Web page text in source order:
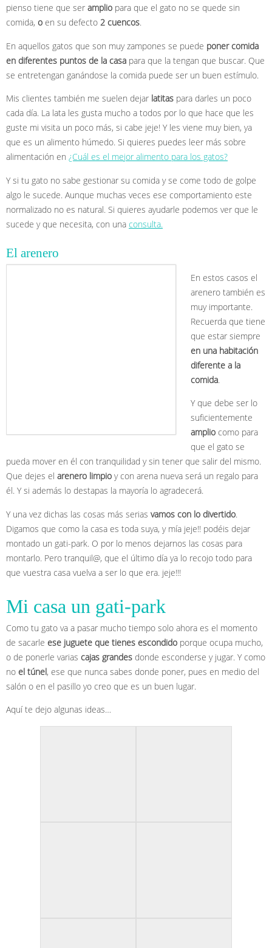
pienso tiene que ser amplio para que el gato no se quede sin
comida, o en su defecto 2 cuencos.
En aquellos gatos que son muy zampones se puede poner comida
en diferentes puntos de la casa para que la tengan que buscar. Que
se entretengan ganándose la comida puede ser un buen estímulo.
Mis clientes también me suelen dejar latitas para darles un poco
cada día. La lata les gusta mucho a todos por lo que hace que les
guste mi visita un poco más, si cabe jeje! Y les viene muy bien, ya
que es un alimento húmedo. Si quieres puedes leer más sobre
alimentación en ¿Cuál es el mejor alimento para los gatos?
Y si tu gato no sabe gestionar su comida y se come todo de golpe
algo le sucede. Aunque muchas veces ese comportamiento este
normalizado no es natural. Si quieres ayudarle podemos ver que le
sucede y que necesita, con una consulta.
El arenero
En estos casos el
arenero también es
muy importante.
Recuerda que tiene
que estar siempre
en una habitación
diferente a la
comida.
Y que debe ser lo
suficientemente
amplio como para
que el gato se
pueda mover en él con tranquilidad y sin tener que salir del mismo.
Que dejes el arenero limpio y con arena nueva será un regalo para
él. Y si además lo destapas la mayoría lo agradecerá.
Y una vez dichas las cosas más serias vamos con lo divertido.
Digamos que como la casa es toda suya, y mía jeje!! podéis dejar
montado un gati-park. O por lo menos dejarnos las cosas para
montarlo. Pero tranquil@, que el último día ya lo recojo todo para
que vuestra casa vuelva a ser lo que era. jeje!!!
Mi casa un gati-park
Como tu gato va a pasar mucho tiempo solo ahora es el momento
de sacarle ese juguete que tienes escondido porque ocupa mucho,
o de ponerle varias cajas grandes donde esconderse y jugar. Y como
no el túnel, ese que nunca sabes donde poner, pues en medio del
salón o en el pasillo yo creo que es un buen lugar.
Aquí te dejo algunas ideas…